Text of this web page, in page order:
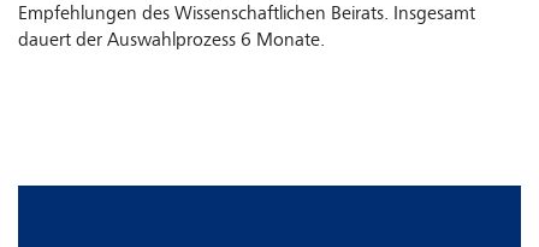
Empfehlungen des Wissenschaftlichen Beirats. Insgesamt
dauert der Auswahlprozess 6 Monate.